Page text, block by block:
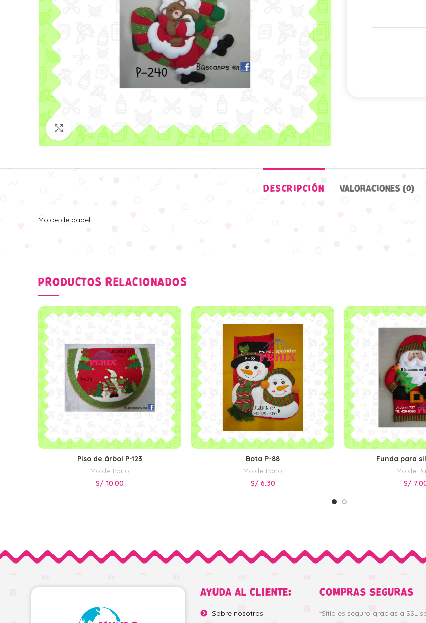
Click para agrandar
DESCRIPCIÓN VALORACIONES (0)
Molde de papel
PRODUCTOS RELACIONADOS
AÑADIR AL CARRITO
Piso de árbol P-123
Molde Paño
S/ 10.00
AÑADIR AL CARRITO
Bota P-88
Molde Paño
S/6.30
AÑADIR AL
Funda para
Molde
S/
AYUDA AL CLIENTE:
Sobre nosotros
COMPRAS SEGURAS
*Sitio es seguro gracias a SSL